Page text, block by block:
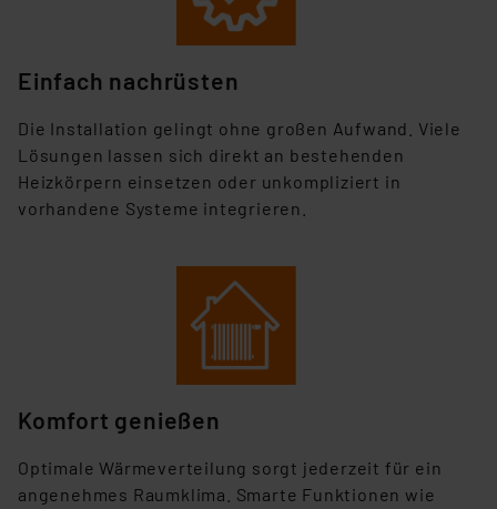
Einfach nachrüsten
Die Installation gelingt ohne großen Aufwand. Viele
Lösungen lassen sich direkt an bestehenden
Heizkörpern einsetzen oder unkompliziert in
vorhandene Systeme integrieren.
Komfort genießen
Optimale Wärmeverteilung sorgt jederzeit für ein
angenehmes Raumklima. Smarte Funktionen wie